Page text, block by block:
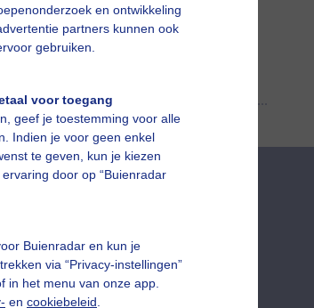
en ontwikkeling
partners kunnen ook
gebruiken.
voor toegang
geef je toestemming voor alle
Indien je voor geen enkel
te geven, kun je kiezen
door op “Buienradar
Buienradar en kun je
via “Privacy-instellingen”
in het menu van onze app.
en cookiebeleid
Een moment geduld aub...
Mijn weer